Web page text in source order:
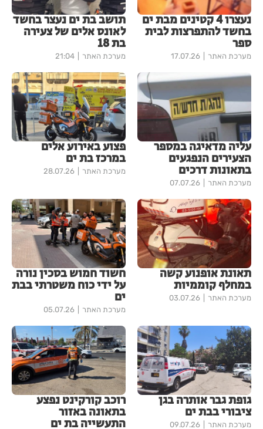
נעצרו 4 קטינים מבת ים
בחשד להתפרצות לבית
ספר
מערכת האתר 17.07.26
תושב בת ים נעצר בחשד
לאונס אלים של צעירה
בת 18
מערכת האתר 21:04
עליה מדאיגה במספר
הצעירים הנפגעים
בתאונות דרכים
מערכת האתר 07.07.26
פצוע באירוע אלים
במרכז בת ים
מערכת האתר 28.07.26
תאונת אופנוע קשה
במחלף קוממיות
מערכת האתר 03.07.26
חשוד חמוש בסכין נורה
על ידי כוח משטרתי בבת
ים
מערכת האתר 05.07.26
גופת גבר אותרה בגן
ציבורי בבת ים
מערכת האתר 09.07.26
רוכב קורקינט נפצע
בתאונה באזור
התעשייה בת ים